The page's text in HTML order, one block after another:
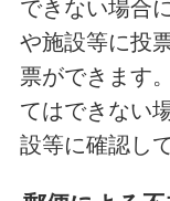
できない場合
や施設等に投
票ができます
てはできない
設等に確認し